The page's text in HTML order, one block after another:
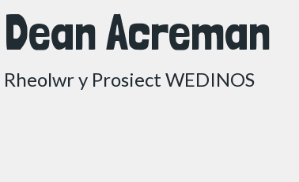
Dean Acreman
Rheolwr y Prosiect WEDINOS